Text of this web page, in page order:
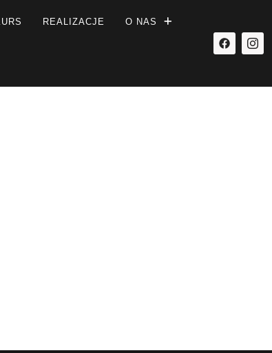
REALIZACJE O NAS